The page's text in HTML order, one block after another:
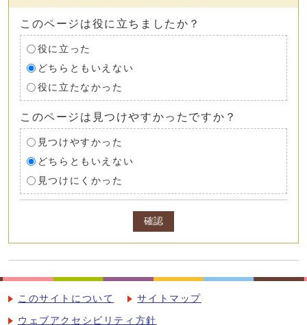
このページは役に立ちましたか？
役に立った
どちらともいえない
役に立たなかった
このページは見つけやすかったですか？
見つけやすかった
どちらともいえない
見つけにくかった
確認
このサイトについて サイトマップ
ウェブアクセシビリティ方針